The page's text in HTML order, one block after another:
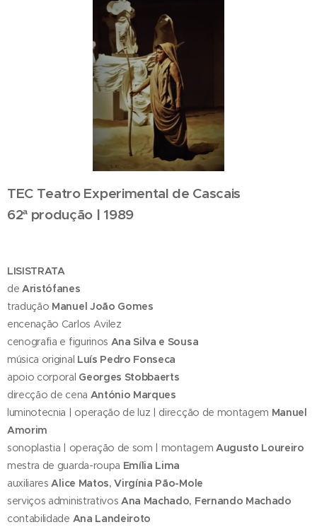
TEC Teatro Experimental de Cascais
62ª produção | 1989
LISISTRATA
deAristófanes
tradução Manuel João Gomes
encenação Carlos Avilez
cenografia e figurinos Ana Silva e Sousa
música original Luís Pedro Fonseca
apoio corporal Georges Stobbaerts
direcção de cena António Marques
luminotecnia | operação de luz | direcção de montagem Manuel
Amorim
sonoplastia | operação de som | montagem Augusto Loureiro
mestra de guarda-roupa Emília Lima
auxiliaresAlice Matos, Virgínia Pão-Mole
serviços administrativos Ana Machado, Fernando Machado
contabilidade Ana Landeiroto